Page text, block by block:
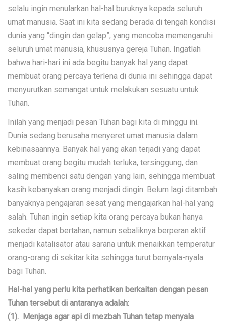
selalu ingin menularkan hal-hal buruknya kepada seluruh
umat manusia. Saat ini kita sedang berada di tengah kondisi
dunia yang “dingin dan gelap”, yang mencoba memengaruhi
seluruh umat manusia, khususnya gereja Tuhan. Ingatlah
bahwa hari-hari ini ada begitu banyak hal yang dapat
membuat orang percaya terlena di dunia ini sehingga dapat
menyurutkan semangat untuk melakukan sesuatu untuk
Tuhan.
Inilah yang menjadi pesan Tuhan bagi kita di minggu ini.
Dunia sedang berusaha menyeret umat manusia dalam
kebinasaannya. Banyak hal yang akan terjadi yang dapat
membuat orang begitu mudah terluka, tersinggung, dan
saling membenci satu dengan yang lain, sehingga membuat
kasih kebanyakan orang menjadi dingin. Belum lagi ditambah
banyaknya pengajaran sesat yang mengajarkan hal-hal yang
salah. Tuhan ingin setiap kita orang percaya bukan hanya
sekedar dapat bertahan, namun sebaliknya berperan aktif
menjadi katalisator atau sarana untuk menaikkan temperatur
orang-orang di sekitar kita sehingga turut bernyala-nyala
bagi Tuhan.
Hal-hal yang perlu kita perhatikan berkaitan dengan pesan
Tuhan tersebut di antaranya adalah:
(1). Menjaga agar api di mezbah Tuhan tetap menyala